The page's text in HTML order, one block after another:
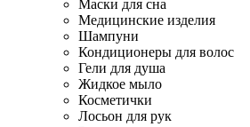
Маски для сна
Медицинские изделия
Шампуни
Кондиционеры для волос
Гели для душа
Жидкое мыло
Косметички
Лосьон для рук